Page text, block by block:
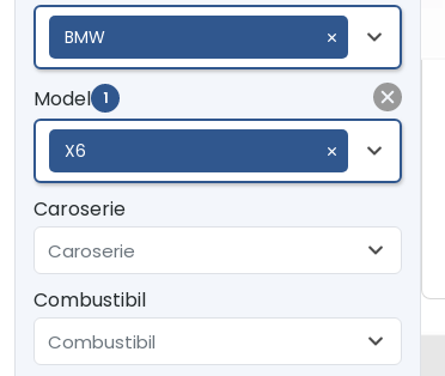
BMW
Model 1
X6
Caroserie
Caroserie
Combustibil
Combustibil